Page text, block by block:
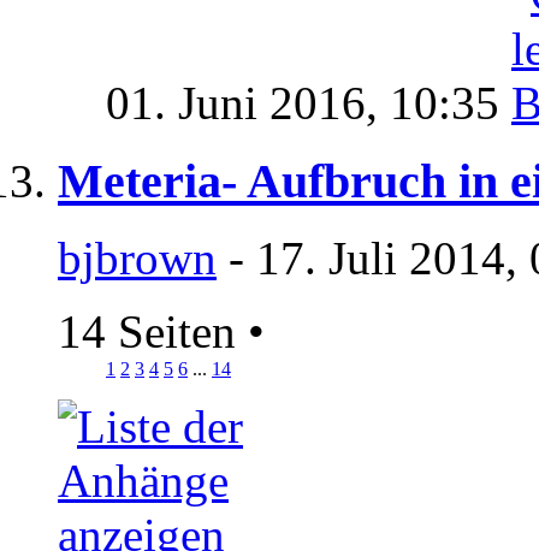
01. Juni 2016, 10:35
Meteria- Aufbruch in
bjbrown - 17. Juli 2014,
14 Seiten •
1 2 3 4 5 6 ... 14